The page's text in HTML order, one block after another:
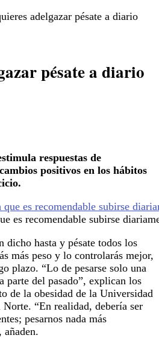
adelgazar pésate a diario
pésate a diario
respuestas de
positivos en los hábitos
es recomendable subirse
dicho hasta y pésate todos los
más peso y lo controlarás mejor,
plazo. “Lo de pesarse solo una
parte del pasado”, explican los
de la obesidad de la Universidad
“En realidad, debería ser
pesarnos nada más
añaden.